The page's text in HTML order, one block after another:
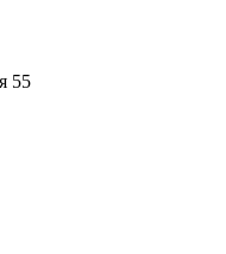
55